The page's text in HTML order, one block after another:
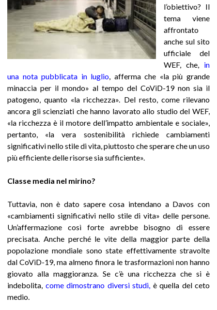
l’obiettivo? Il
tema viene
affrontato
anche sul sito
ufficiale del
WEF, che
in
una nota pubblicata in luglio afferma che «la più grande
minaccia per il mondo» al tempo del CoViD-19 non sia il
patogeno, quanto «la ricchezza». Del resto, come rilevano
ancora gli scienziati che hanno lavorato allo studio del WEF,
«la ricchezza è il motore dell’impatto ambientale e sociale»,
pertanto, «la vera sostenibilità richiede cambiamenti
significativi nello stile di vita, piuttosto che sperare che un uso
più efficiente delle risorse sia sufficiente».
Classe media nel mirino?
Tuttavia, non è dato sapere cosa intendano a Davos con
«cambiamenti significativi nello stile di vita» delle persone.
Un’affermazione così forte avrebbe bisogno di essere
precisata. Anche perché le vite della maggior parte della
popolazione mondiale sono state effettivamente stravolte
dal CoViD-19, ma almeno finora le trasformazioni non hanno
giovato alla maggioranza. Se c’è una ricchezza che si è
indebolita, come dimostrano diversi studi è quella del ceto
medio.